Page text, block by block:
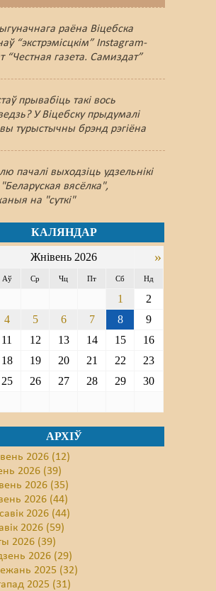
раёна Віцебска
“экстрэмісцкім” Instagram-
“Честная газета. Самиздат”
прывабіць такі вось
У Віцебску прыдумалі
турыстычны брэнд рэгіёна
пачалі выходзіць удзельнікі
"Беларуская вясёлка",
на "суткі"
КАЛЯНДАР
Жнівень 2026 »
Аў Ср Чц Пт Сб Нд
1
2
4 5 6 7 8
9
11 12 13 14 15
16
18 19 20 21 22
23
25 26 27 28 29
30
АРХІЎ
2026 (12)
2026 (39)
2026 (35)
2026 (44)
2026 (44)
2026 (59)
2026 (39)
2026 (29)
2025 (32)
2025 (31)